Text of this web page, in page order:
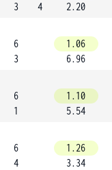
3
4
2.20
6
3
1.06
6.96
6
1
1.10
5.54
6
4
1.26
3.34